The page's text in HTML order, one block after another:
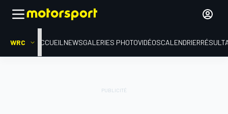
WRC ACCUEIL NEWSGALERIES PHOTOVIDÉOSCALENDRIER